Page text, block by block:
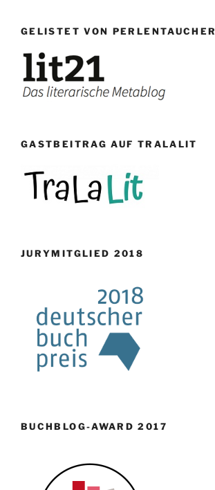
GELISTET VON PERLENTAUCHER
GASTBEITRAG AUF TRALALIT
JURYMITGLIED 2018
BUCHBLOG-AWARD 2017